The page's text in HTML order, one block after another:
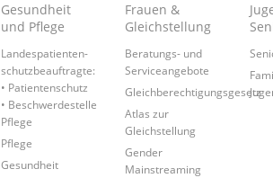
Gesundheit
und Pflege
Landespatienten­
schutzbeauftragte:
• Patientenschutz
• Beschwerdestelle
Pflege
Pflege
Gesundheit
Frauen &
Gleichstellung
Beratungs- und
Serviceangebote
Gleichberechtigungsgesetz
Atlas zur
Gleichstellung
Gender
Mainstreaming